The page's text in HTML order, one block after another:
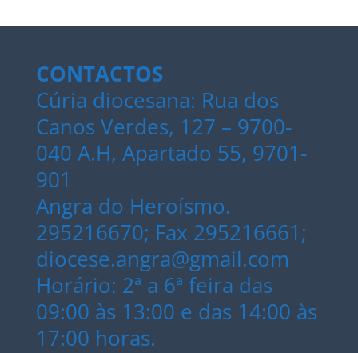
CONTACTOS
Cúria diocesana: Rua dos
Canos Verdes, 127 – 9700-
040 A.H, Apartado 55, 9701-
901
Angra do Heroísmo.
295216670; Fax 295216661;
diocese.angra@gmail.com
Horário: 2ª a 6ª feira das
09:00 às 13:00 e das 14:00 às
17:00 horas.